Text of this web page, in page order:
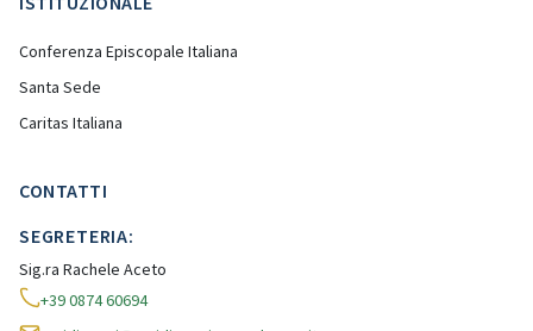
Conferenza Episcopale Italiana
Santa Sede
Caritas Italiana
CONTATTI
SEGRETERIA:
Sig.ra Rachele Aceto
+39 0874 60694